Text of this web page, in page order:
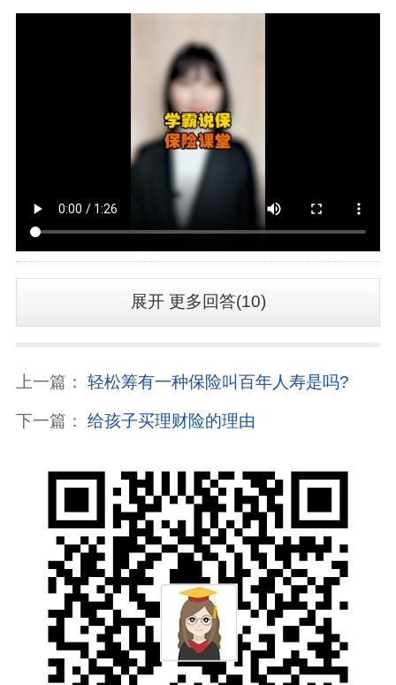
展开更多回答(10)
上一篇： 轻松筹有一种保险叫百年人寿是吗?
下一篇： 给孩子买理财险的理由